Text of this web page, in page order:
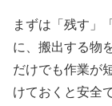
まずは「残す」
に、搬出する物
だけでも作業が
けておくと安全